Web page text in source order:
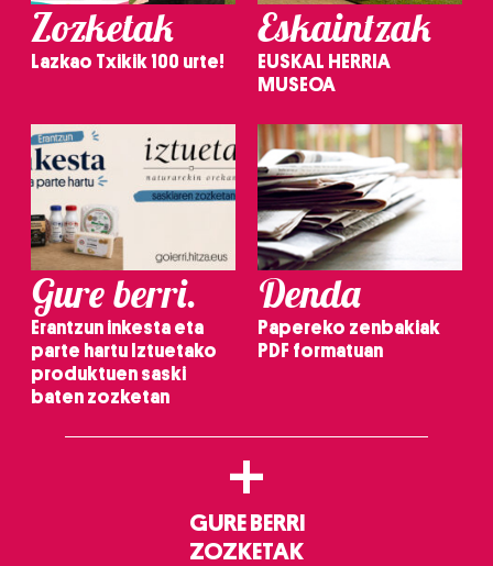
Zozketak
Lazkao Txikik 100 urte!
Eskaintzak
EUSKAL HERRIA
MUSEOA
Gure berri.
Erantzun inkesta eta
parte hartu Iztuetako
produktuen saski
baten zozketan
Denda
Papereko zenbakiak
PDF formatuan
+
GURE BERRI
ZOZKETAK